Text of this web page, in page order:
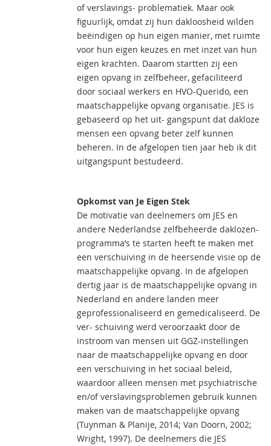
of verslavings- problematiek. Maar ook
figuurlijk, omdat zij hun dakloosheid wilden
beëindigen op hun eigen manier, met ruimte
voor hun eigen keuzes en met inzet van hun
eigen krachten. Daarom startten zij een
eigen opvang in zelfbeheer, gefaciliteerd
door sociaal werkers en HVO-Querido, een
maatschappelijke opvang organisatie. JES is
gebaseerd op het uit- gangspunt dat dakloze
mensen een opvang beter zelf kunnen
beheren. In de afgelopen tien jaar heb ik dit
uitgangspunt bestudeerd.
Opkomst van Je Eigen Stek
De motivatie van deelnemers om JES en
andere Nederlandse zelfbeheerde daklozen-
programma’s te starten heeft te maken met
een verschuiving in de heersende visie op de
maatschappelijke opvang. In de afgelopen
dertig jaar is de maatschappelijke opvang in
Nederland en andere landen meer
geprofessionaliseerd en gemedicaliseerd. De
ver- schuiving werd veroorzaakt door de
instroom van mensen uit GGZ-instellingen
naar de maatschappelijke opvang en door
een verschuiving in het sociaal beleid,
waardoor alleen mensen met psychiatrische
en/of verslavingsproblemen gebruik kunnen
maken van de maatschappelijke opvang
(Tuynman & Planije, 2014; Van Doorn, 2002;
Wright, 1997). De deelnemers die JES